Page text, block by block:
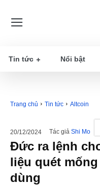
Tin tức Nổi bật
Trang chủ Tin tức Altcoin
20/12/2024 Tác giả Shi Mo
Đức ra lệnh
liệu quét
dùng